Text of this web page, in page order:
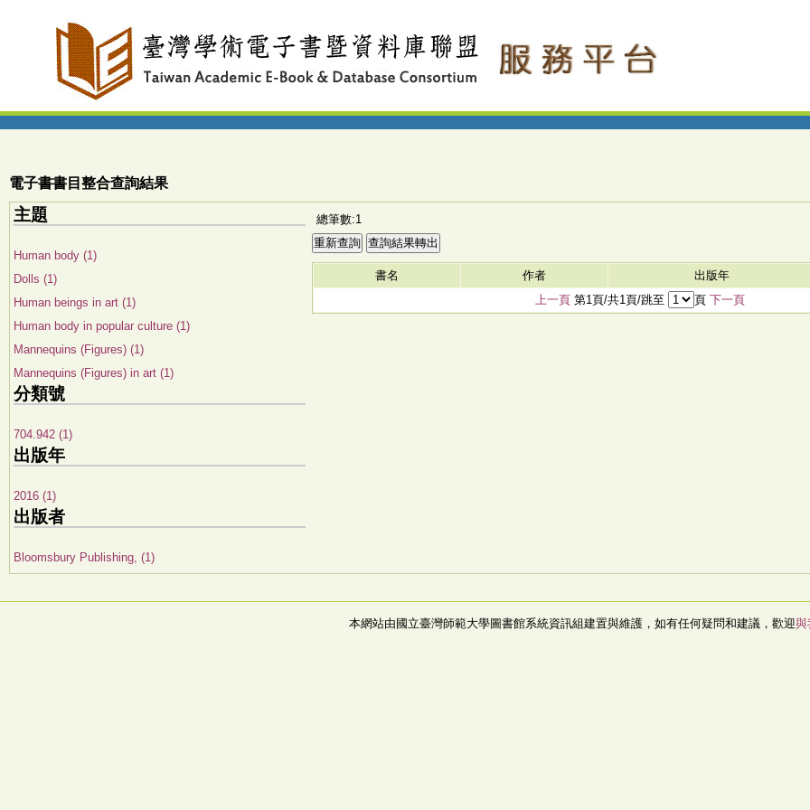
電子書書目整合查詢結果
主題
Human body (1)
Dolls (1)
Human beings in art (1)
Human body in popular culture (1)
Mannequins (Figures) (1)
Mannequins (Figures) in art (1)
分類號
704.942 (1)
出版年
2016 (1)
出版者
Bloomsbury Publishing, (1)
總筆數:1
書名 作者 出版年
上一頁第1頁/共1頁/跳至 頁 下一頁
本網站由國立臺灣師範大學圖書館系統資訊組建置與維護，如有任何疑問和建議，歡迎與